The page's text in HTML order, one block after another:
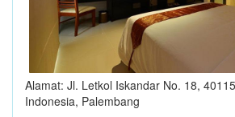
Alamat: Jl. Letkol Iskandar No. 18,
Indonesia, Palembang